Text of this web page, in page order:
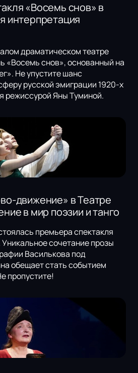
«Восемь снов» в
интерпретация
драматическом театре
«Восемь снов», основанный на
Не упустите шанс
русской эмиграции 1920-х
режиссурой Яны Туминой.
движение» в Театре
в мир поэзии и танго
премьера спектакля
сочетание прозы
Василькова под
обещает стать событием
пропустите!